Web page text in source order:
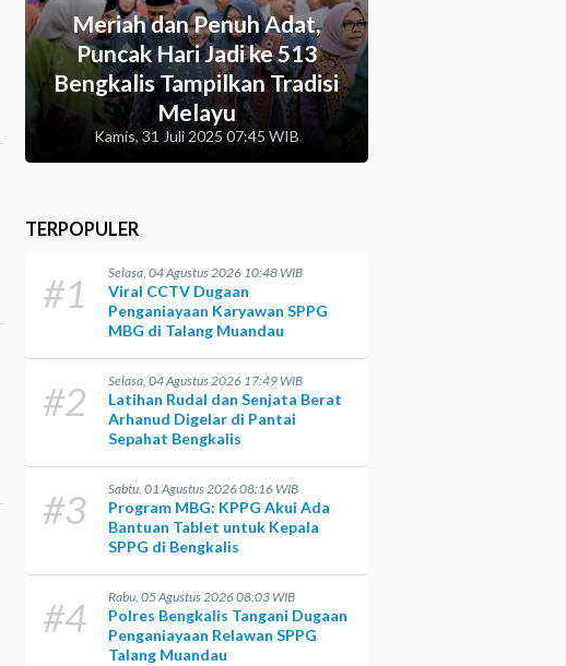
Meriah dan Penuh Adat,
Puncak Hari Jadi ke 513
Bengkalis Tampilkan Tradisi
Melayu
Kamis, 31 Juli 2025 07:45 WIB
TERPOPULER
#1 Selasa, 04 Agustus 2026 10:48 WIB
Viral CCTV Dugaan
Penganiayaan Karyawan SPPG
MBG di Talang Muandau
#2 Selasa, 04 Agustus 2026 17:49 WIB
Latihan Rudal dan Senjata Berat
Arhanud Digelar di Pantai
Sepahat Bengkalis
#3 Sabtu, 01 Agustus 2026 08:16 WIB
Program MBG: KPPG Akui Ada
Bantuan Tablet untuk Kepala
SPPG di Bengkalis
#4 Rabu, 05 Agustus 2026 08:03 WIB
Polres Bengkalis Tangani Dugaan
Penganiayaan Relawan SPPG
Talang Muandau